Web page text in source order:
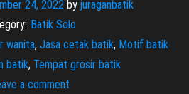
24, 2022 by juraganbatik
Batik Solo
wanita, Jasa cetak batik, Motif batik
batik, Tempat grosir batik
a comment